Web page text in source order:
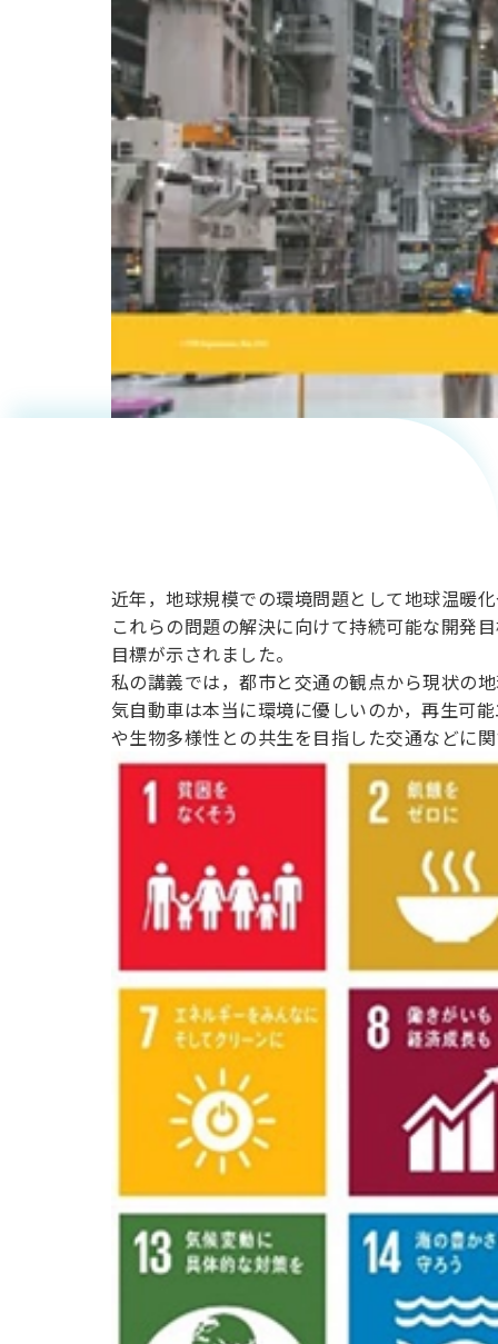
都市・交
通の観点
からの
SDGs－
多様性の
観点から
－
近年，地球規模での環境問題として地球温暖
これらの問題の解決に向けて持続可能な開
目標が示されました。
私の講義では，都市と交通の観点から現状の
気自動車は本当に環境に優しいのか，再生可
や生物多様性との共生を目指した交通などに